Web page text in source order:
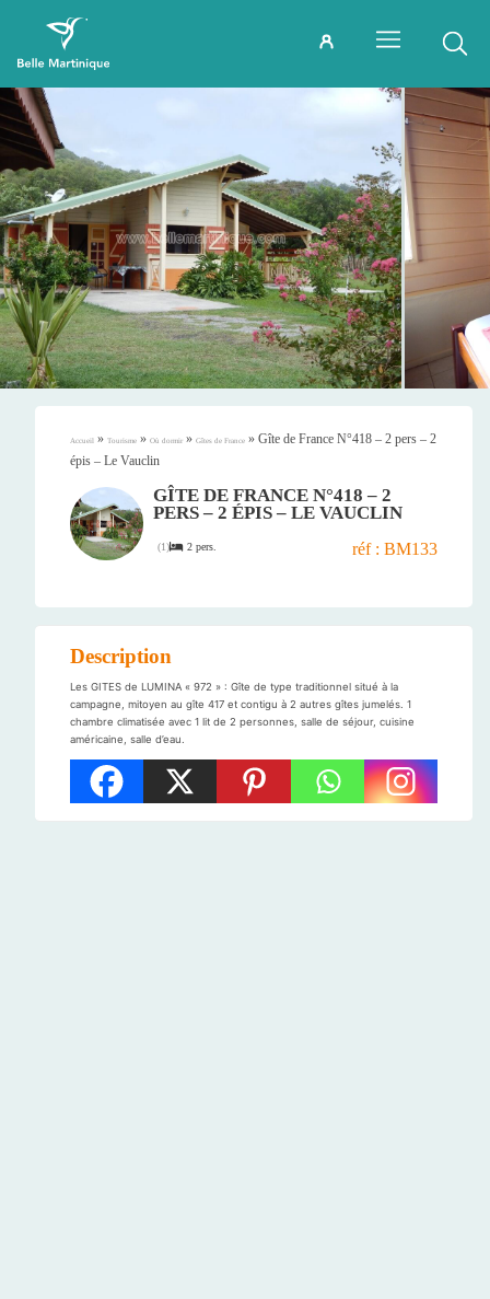
Accueil » Tourisme » Où dormir » Gîtes de France » Gîte de France N°418 – 2 pers – 2
épis – Le Vauclin
GÎTE DE FRANCE N°418 – 2
PERS – 2 ÉPIS – LE VAUCLIN
(1) 2 pers. réf : BM133
Description
Les GITES de LUMINA « 972 » : Gîte de type traditionnel situé à la
campagne, mitoyen au gîte 417 et contigu à 2 autres gîtes jumelés. 1
chambre climatisée avec 1 lit de 2 personnes, salle de séjour, cuisine
américaine, salle d’eau.